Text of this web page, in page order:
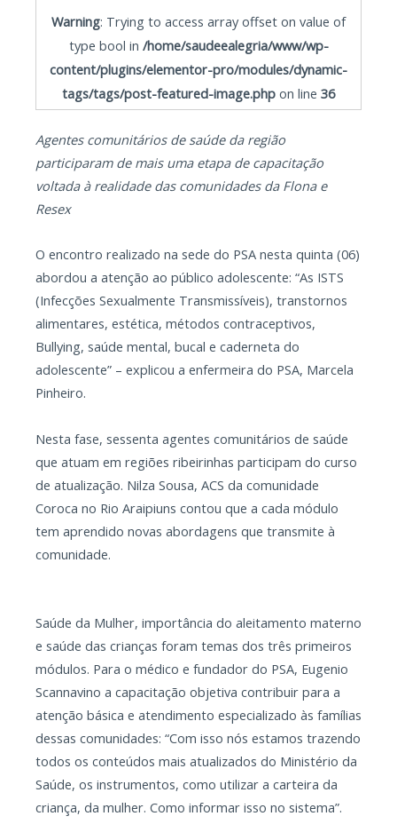
Warning: Trying to access array offset on value of
type bool in /home/saudeealegria/www/wp-
content/plugins/elementor-pro/modules/dynamic-
tags/tags/post-featured-image.php on line 36
Agentes comunitários de saúde da região
participaram de mais uma etapa de capacitação
voltada à realidade das comunidades da Flona e
Resex
O encontro realizado na sede do PSA nesta quinta (06)
abordou a atenção ao público adolescente: “As ISTS
(Infecções Sexualmente Transmissíveis), transtornos
alimentares, estética, métodos contraceptivos,
Bullying, saúde mental, bucal e caderneta do
adolescente” – explicou a enfermeira do PSA, Marcela
Pinheiro.
Nesta fase, sessenta agentes comunitários de saúde
que atuam em regiões ribeirinhas participam do curso
de atualização. Nilza Sousa, ACS da comunidade
Coroca no Rio Araipiuns contou que a cada módulo
tem aprendido novas abordagens que transmite à
comunidade.
Saúde da Mulher, importância do aleitamento materno
e saúde das crianças foram temas dos três primeiros
módulos. Para o médico e fundador do PSA, Eugenio
Scannavino a capacitação objetiva contribuir para a
atenção básica e atendimento especializado às famílias
dessas comunidades: “Com isso nós estamos trazendo
todos os conteúdos mais atualizados do Ministério da
Saúde, os instrumentos, como utilizar a carteira da
criança, da mulher. Como informar isso no sistema”.